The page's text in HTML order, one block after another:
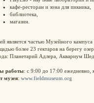
кафе-ресторан и зона для пикника,
библиотека,
магазин.
является частью Музейного кампуса
более 23 гектаров на берегу
Планетарий Адлера, Аквариум
работы: с 9:00 до 17:00 ежедневно,
музея: www.fieldmuseum.org